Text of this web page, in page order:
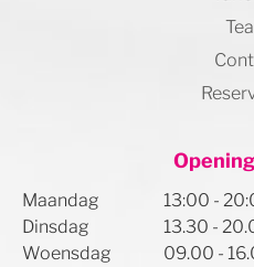
Maandag
13:00 -
Dinsdag
13.30 -
Woensdag
09.00 -